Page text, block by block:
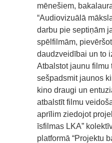
mēnešiem,
“Audiovizuālā
darbu pie septiņām
spēlfilmām,
daudzveidībai un to
Atbalstot jaunu filmu
sešpadsmit jaunos
kino draugi un
atbalstīt filmu
aprīlim ziedojot
īsfilmas LKA”
platformā “Projektu